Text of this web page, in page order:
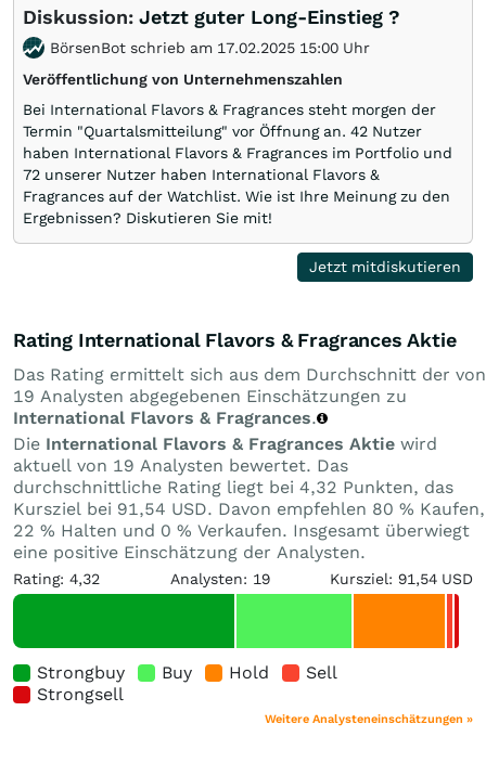
Diskussion: Jetzt guter Long-Einstieg ?
BörsenBot schrieb am 17.02.2025 15:00 Uhr
Veröffentlichung von Unternehmenszahlen
Bei International Flavors & Fragrances steht morgen der
Termin "Quartalsmitteilung" vor Öffnung an. 42 Nutzer
haben International Flavors & Fragrances im Portfolio und
72 unserer Nutzer haben International Flavors &
Fragrances auf der Watchlist. Wie ist Ihre Meinung zu den
Ergebnissen? Diskutieren Sie mit!
Jetzt mitdiskutieren
Rating International Flavors & Fragrances Aktie
Das Rating ermittelt sich aus dem Durchschnitt der von
19 Analysten abgegebenen Einschätzungen zu
International Flavors & Fragrances.
Die International Flavors & Fragrances Aktie wird
aktuell von 19 Analysten bewertet. Das
durchschnittliche Rating liegt bei 4,32 Punkten, das
Kursziel bei 91,54 USD. Davon empfehlen 80 % Kaufen,
22 % Halten und 0 % Verkaufen. Insgesamt überwiegt
eine positive Einschätzung der Analysten.
Rating: 4,32 Analysten: 19 Kursziel: 91,54 USD
Strongbuy Buy Hold
Sell
Strongsell
Weitere Analysteneinschätzungen »